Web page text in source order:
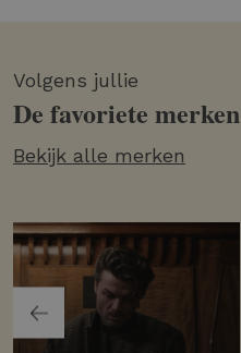
Volgens jullie
De favoriete merken
Bekijk alle merken